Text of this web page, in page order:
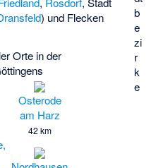
b
e
zi
r
k
e
) und Flecken
Orte in der
Osterode
am Harz
42 km